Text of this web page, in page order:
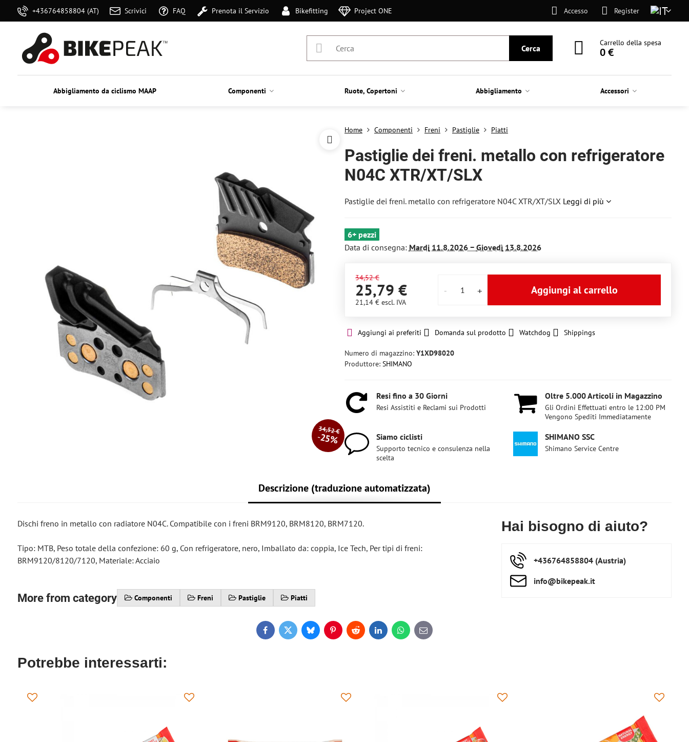
+436764858804 (AT) Scrivici FAQ Prenota il Servizio Bikefitting Project ONE Accesso Register
Cerca
Carrello della spesa
0 €
Abbigliamento da ciclismo MAAP Componenti Ruote, Copertoni Abbigliamento Accessori
34,52 €
25%
Home Componenti Freni Pastiglie Piatti
Pastiglie dei freni. metallo con refrigeratore
N04C XTR/XT/SLX
Pastiglie dei freni. metallo con refrigeratore N04C XTR/XT/SLX Leggi di più
6+ pezzi
Data di consegna: Mardi11.8.2026 − Giovedì13.8.2026
34,52 €
25,79 €
21,14 € escl. IVA
Aggiungi al carrello
Aggiungi ai preferiti Domanda sul prodotto Watchdog Shippings
Numero di magazzino: Y1XD98020
Produttore: SHIMANO
Resi fino a 30 Giorni
Resi Assistiti e Reclami sui Prodotti
Oltre 5​.000 Articoli in Magazzino
Gli Ordini Effettuati entro le 12:00 PM
Vengono Spediti Immediatamente
Siamo ciclisti
Supporto tecnico e consulenza nella
scelta
SHIMANO SSC
Shimano Service Centre
Descrizione (traduzione automatizzata)
Dischi freno in metallo con radiatore N04C. Compatibile con i freni BRM9120, BRM8120, BRM7120.
Tipo: MTB, Peso totale della confezione: 60 g, Con refrigeratore, nero, Imballato da: coppia, Ice Tech, Per tipi di freni:
BRM9120/8120/7120, Materiale: Acciaio
More from category Componenti Freni Pastiglie Piatti
Hai bisogno di aiuto?
+436764858804 (Austria)
info​@bikepeak​.it
FacebookTwitterBlueskyPinterestRedditLinkedInWhatsApp
E-
mail
Potrebbe interessarti: